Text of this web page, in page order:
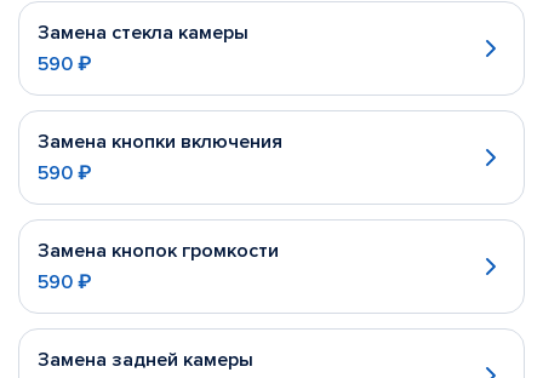
Замена стекла камеры
590 ₽
Замена кнопки включения
590 ₽
Замена кнопок громкости
590 ₽
Замена задней камеры